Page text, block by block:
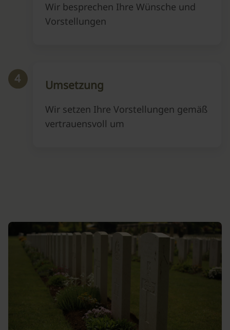
Wir besprechen Ihre Wünsche und
Vorstellungen
4 Umsetzung
Wir setzen Ihre Vorstellungen gemäß
vertrauensvoll um